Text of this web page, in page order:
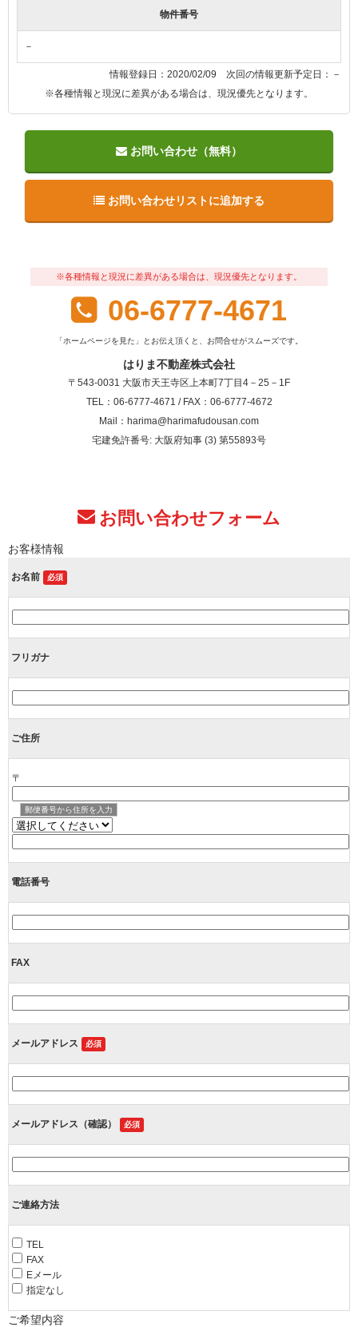
物件番号
－
情報登録日：2020/02/09 次回の情報更新予定日：－
※各種情報と現況に差異がある場合は、現況優先となります。
お問い合わせ（無料）
お問い合わせリストに追加する
※各種情報と現況に差異がある場合は、現況優先となります。
06-6777-4671
「ホームページを見た」とお伝え頂くと、お問合せがスムーズです。
はりま不動産株式会社
〒543-0031 大阪市天王寺区上本町7丁目4－25－1F
TEL：06-6777-4671 / FAX：06-6777-4672
Mail：harima@harimafudousan.com
宅建免許番号: 大阪府知事 (3) 第55893号
お問い合わせフォーム
お客様情報
お名前 必須
フリガナ
ご住所
〒
郵便番号から住所を入力
電話番号
FAX
メールアドレス 必須
メールアドレス（確認） 必須
ご連絡方法
TEL
FAX
Eメール
指定なし
ご希望内容